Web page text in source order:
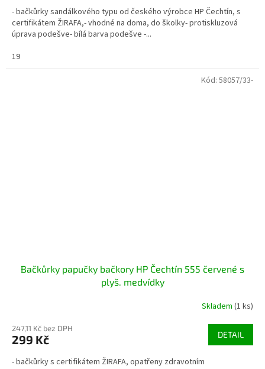
- bačkůrky sandálkového typu od českého výrobce HP Čechtín, s
certifikátem ŽIRAFA,- vhodné na doma, do školky- protiskluzová
úprava podešve- bílá barva podešve -...
19
Bačkůrky papučky bačkory HP Čechtín 555 červené s
plyš. medvídky
Skladem (1 ks)
247,11 Kč bez DPH
299 Kč DETAIL
- bačkůrky s certifikátem ŽIRAFA, opatřeny zdravotním
Kód: 58057/33-